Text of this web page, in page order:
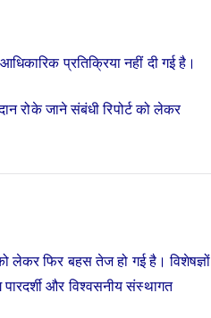
प्रतिक्रिया नहीं दी गई है।
रोके जाने संबंधी रिपोर्ट को लेकर
लेकर फिर बहस तेज हो गई है। विशेषज्ञों
और विश्वसनीय संस्थागत